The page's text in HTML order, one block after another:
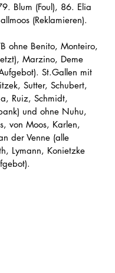
Blum (Foul), 86. Elia
(Reklamieren).
ohne Benito, Monteiro,
Marzino, Deme
St.Gallen mit
Sutter, Schubert,
Ruiz, Schmidt,
und ohne Nuhu,
von Moos, Karlen,
der Venne (alle
Lymann, Konietzke